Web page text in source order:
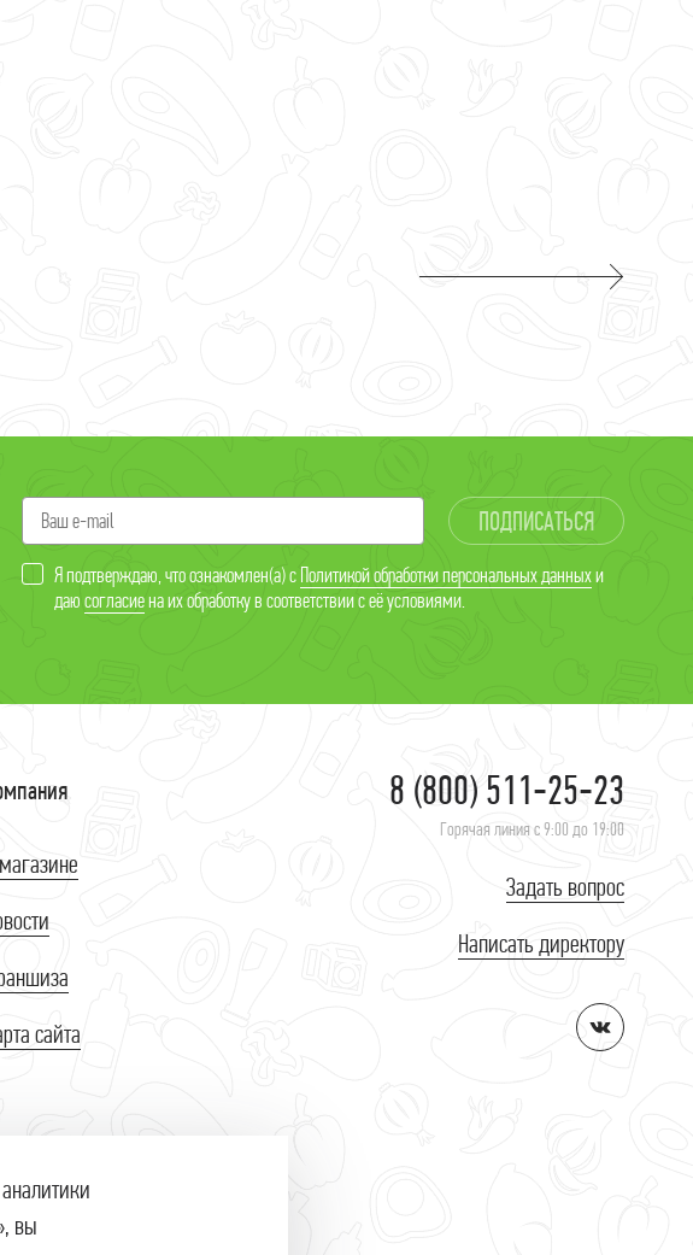
ПОДПИСАТЬСЯ
Я подтверждаю, что ознакомлен(а) с Политикой обработки персональных данныхи
даю согласиена их обработку в соответствии с её условиями.
сайта
8 (800) 511-25-23
Горячая линия с 9:00 до 19:00
Задать вопрос
Написать директору
вы